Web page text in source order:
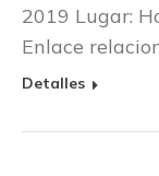
2019 Lugar:
Enlace
Detalles